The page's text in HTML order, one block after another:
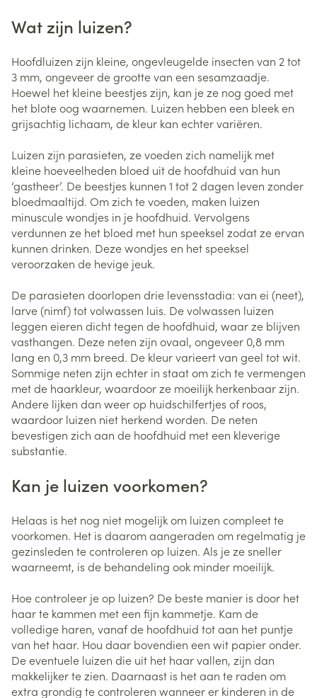
Wat zijn luizen?
Hoofdluizen zijn kleine, ongevleugelde insecten van 2 tot
3 mm, ongeveer de grootte van een sesamzaadje.
Hoewel het kleine beestjes zijn, kan je ze nog goed met
het blote oog waarnemen. Luizen hebben een bleek en
grijsachtig lichaam, de kleur kan echter variëren.
Luizen zijn parasieten, ze voeden zich namelijk met
kleine hoeveelheden bloed uit de hoofdhuid van hun
‘gastheer’. De beestjes kunnen 1 tot 2 dagen leven zonder
bloedmaaltijd. Om zich te voeden, maken luizen
minuscule wondjes in je hoofdhuid. Vervolgens
verdunnen ze het bloed met hun speeksel zodat ze ervan
kunnen drinken. Deze wondjes en het speeksel
veroorzaken de hevige jeuk.
De parasieten doorlopen drie levensstadia: van ei (neet),
larve (nimf) tot volwassen luis. De volwassen luizen
leggen eieren dicht tegen de hoofdhuid, waar ze blijven
vasthangen. Deze neten zijn ovaal, ongeveer 0,8 mm
lang en 0,3 mm breed. De kleur varieert van geel tot wit.
Sommige neten zijn echter in staat om zich te vermengen
met de haarkleur, waardoor ze moeilijk herkenbaar zijn.
Andere lijken dan weer op huidschilfertjes of roos,
waardoor luizen niet herkend worden. De neten
bevestigen zich aan de hoofdhuid met een kleverige
substantie.
Kan je luizen voorkomen?
Helaas is het nog niet mogelijk om luizen compleet te
voorkomen. Het is daarom aangeraden om regelmatig je
gezinsleden te controleren op luizen. Als je ze sneller
waarneemt, is de behandeling ook minder moeilijk.
Hoe controleer je op luizen? De beste manier is door het
haar te kammen met een fijn kammetje. Kam de
volledige haren, vanaf de hoofdhuid tot aan het puntje
van het haar. Hou daar bovendien een wit papier onder.
De eventuele luizen die uit het haar vallen, zijn dan
makkelijker te zien. Daarnaast is het aan te raden om
extra grondig te controleren wanneer er kinderen in de